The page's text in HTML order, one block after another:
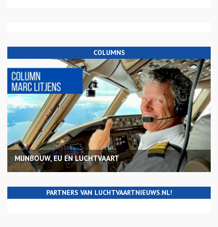
COLUMNS
MIJNBOUW, EU EN LUCHTVAART
PARTNERS VAN LUCHTVAARTNIEUWS.NL!